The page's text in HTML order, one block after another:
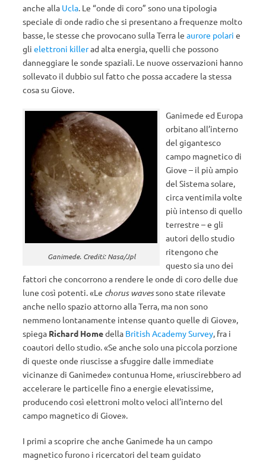
anche alla Ucla. Le “onde di coro” sono una tipologia
speciale di onde radio che si presentano a frequenze molto
basse, le stesse che provocano sulla Terra le aurore polari e
gli elettroni killerad alta energia, quelli che possono
danneggiare le sonde spaziali. Le nuove osservazioni hanno
sollevato il dubbio sul fatto che possa accadere la stessa
cosa su Giove.
Ganimede. Crediti: Nasa/Jpl
Ganimede ed Europa
orbitano all’interno
del gigantesco
campo magnetico di
Giove – il più ampio
del Sistema solare,
circa ventimila volte
più intenso di quello
terrestre – e gli
autori dello studio
ritengono che
questo sia uno dei
fattori che concorrono a rendere le onde di coro delle due
lune così potenti. «Le chorus wavessono state rilevate
anche nello spazio attorno alla Terra, ma non sono
nemmeno lontanamente intense quanto quelle di Giove»,
spiega Richard Homedella British Academy Survey, fra i
coautori dello studio. «Se anche solo una piccola porzione
di queste onde riuscisse a sfuggire dalle immediate
vicinanze di Ganimede» contunua Home, «riuscirebbero ad
accelerare le particelle fino a energie elevatissime,
producendo così elettroni molto veloci all’interno del
campo magnetico di Giove».
I primi a scoprire che anche Ganimede ha un campo
magnetico furono i ricercatori del team guidato